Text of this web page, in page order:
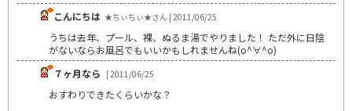
こんにちは ★ちぃちぃ★さん | 2011/06/25
うちは去年、プール、裸、ぬるま湯でやりました！ ただ外に日陰
がないならお風呂でもいいかもしれませんね(o^∀^o)
７ヶ月なら | 2011/06/25
おすわりできたくらいかな？